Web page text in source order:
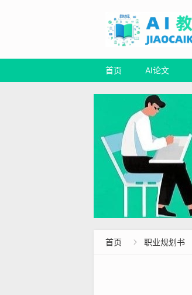
首页 AI论文
首页  职业规划书